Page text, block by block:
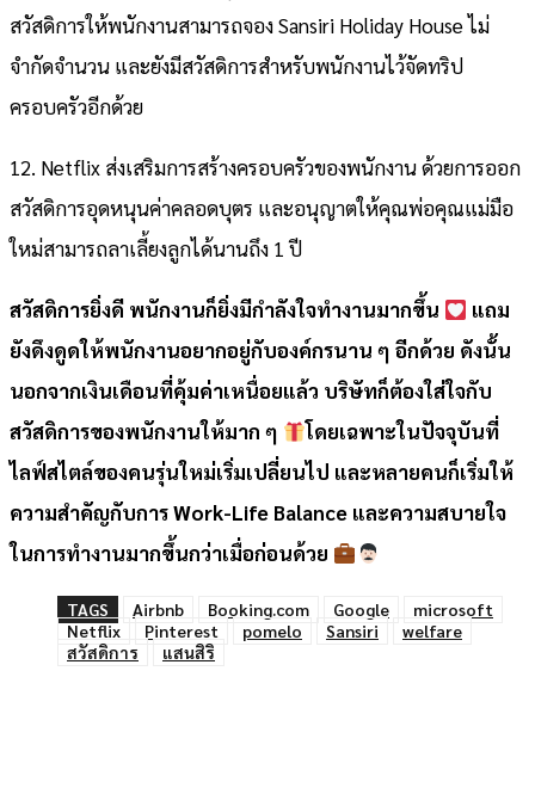
สวัสดิการให้พนักงานสามารถจอง Sansiri Holiday House ไม่
จำกัดจำนวน และยังมีสวัสดิการสำหรับพนักงานไว้จัดทริป
ครอบครัวอีกด้วย
12. Netflix ส่งเสริมการสร้างครอบครัวของพนักงาน ด้วยการออก
สวัสดิการอุดหนุนค่าคลอดบุตร และอนุญาตให้คุณพ่อคุณแม่มือ
ใหม่สามารถลาเลี้ยงลูกได้นานถึง 1 ปี
สวัสดิการยิ่งดี พนักงานก็ยิ่งมีกำลังใจทำงานมากขึ้น
แถม
ยังดึงดูดให้พนักงานอยากอยู่กับองค์กรนาน ๆ อีกด้วย ดังนั้น
นอกจากเงินเดือนที่คุ้มค่าเหนื่อยแล้ว บริษัทก็ต้องใส่ใจกับ
สวัสดิการของพนักงานให้มาก ๆ
โดยเฉพาะในปัจจุบันที่
ไลฟ์สไตล์ของคนรุ่นใหม่เริ่มเปลี่ยนไป และหลายคนก็เริ่มให้
ความสำคัญกับการ Work-Life Balance และความสบายใจ
ในการทำงานมากขึ้นกว่าเมื่อก่อนด้วย
TAGS Airbnb Booking.com Google
microsoft
Netflix
Pinterest pomelo Sansiri
welfare
สวัสดิการ
แสนสิริ